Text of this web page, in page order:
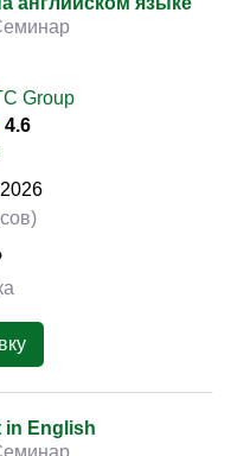
Group
4.6
2026
in English